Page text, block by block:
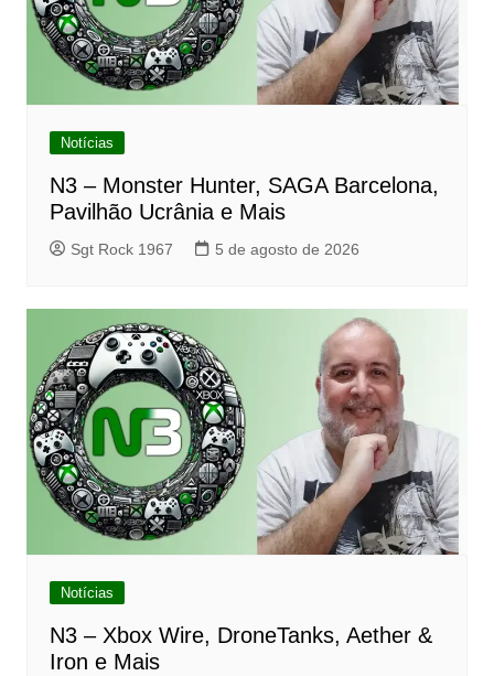
Notícias
N3 – Monster Hunter, SAGA Barcelona,
Pavilhão Ucrânia e Mais
Sgt Rock 1967 5 de agosto de 2026
Notícias
N3 – Xbox Wire, DroneTanks, Aether &
Iron e Mais